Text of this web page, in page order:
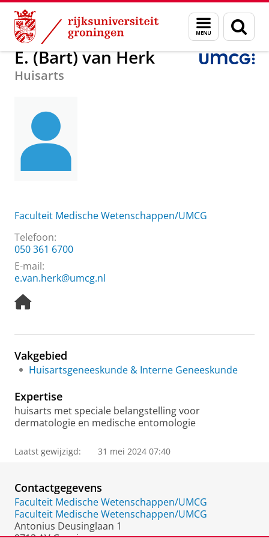
Skip
Content
Skip
Navigation
Menu
en
zoeken
Over ons E. (Bart) van Herk
E. (Bart) van Herk
Huisarts
Faculteit Medische Wetenschappen/UMCG
Telefoon:
050 361 6700
E-mail:
e.van.herk@umcg.nl
H
e
a
g
Vakgebied
Huisartsgeneeskunde & Interne Geneeskunde
Expertise
huisarts met speciale belangstelling voor
dermatologie en medische entomologie
Laatst gewijzigd: 31 mei 2024 07:40
Contactgegevens
Faculteit Medische Wetenschappen/UMCG
Faculteit Medische Wetenschappen/UMCG
Antonius Deusinglaan 1